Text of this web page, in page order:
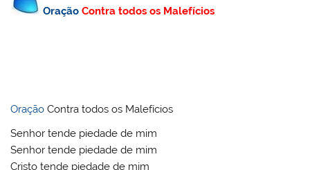
Oração Contra todos os Malefícios
Oração Contra todos os Malefícios
Senhor tende piedade de mim
Senhor tende piedade de mim
Cristo tende piedade de mim